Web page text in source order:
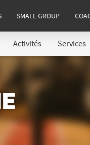
SMALL GROUP
Activités Services